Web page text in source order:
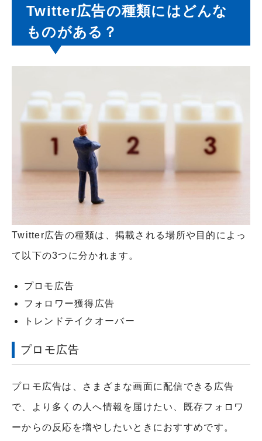
Twitter広告の種類にはどんな
ものがある？
Twitter広告の種類は、掲載される場所や目的によっ
て以下の3つに分かれます。
プロモ広告
フォロワー獲得広告
トレンドテイクオーバー
プロモ広告
プロモ広告は、さまざまな画面に配信できる広告
で、より多くの人へ情報を届けたい、既存フォロワ
ーからの反応を増やしたいときにおすすめです。